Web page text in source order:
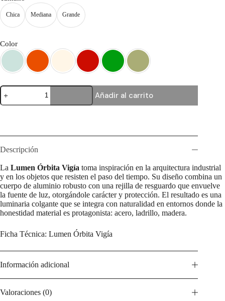
Chica Mediana Grande
Color
Lumen
Órbita
Vigía
Añadir al carrito
Descripción
La Lumen Órbita Vigía toma inspiración en la arquitectura industrial
y en los objetos que resisten el paso del tiempo. Su diseño combina un
cuerpo de aluminio robusto con una rejilla de resguardo que envuelve
la fuente de luz, otorgándole carácter y protección. El resultado es una
luminaria colgante que se integra con naturalidad en entornos donde la
honestidad material es protagonista: acero, ladrillo, madera.
Ficha Técnica: Lumen Órbita Vigía
Información adicional
Valoraciones (0)